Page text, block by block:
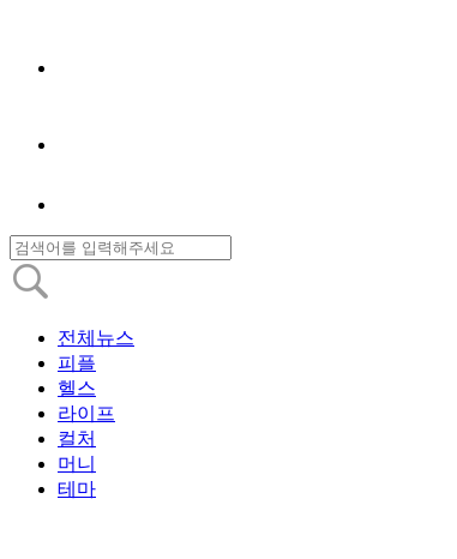
전체뉴스
피플
헬스
라이프
컬처
머니
테마